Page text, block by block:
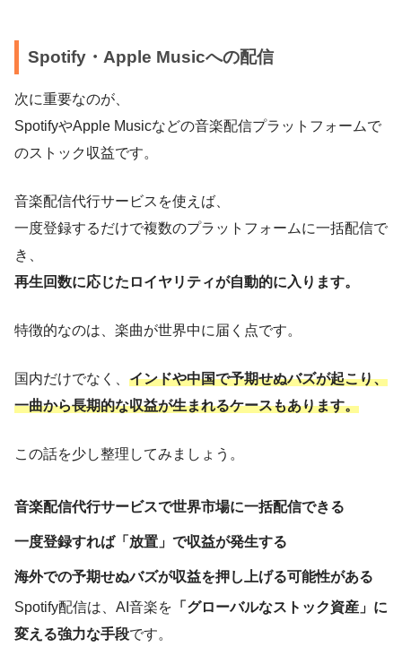
Spotify・Apple Musicへの配信
次に重要なのが、
SpotifyやApple Musicなどの音楽配信プラットフォームで
のストック収益です。
音楽配信代行サービスを使えば、
一度登録するだけで複数のプラットフォームに一括配信で
き、
再生回数に応じたロイヤリティが自動的に入ります。
特徴的なのは、楽曲が世界中に届く点です。
国内だけでなく、 インドや中国で予期せぬバズが起こり、
一曲から長期的な収益が生まれるケースもあります。
この話を少し整理してみましょう。
音楽配信代行サービスで世界市場に一括配信できる
一度登録すれば「放置」で収益が発生する
海外での予期せぬバズが収益を押し上げる可能性がある
Spotify配信は、AI音楽を 「グローバルなストック資産」に
変える強力な手段です。